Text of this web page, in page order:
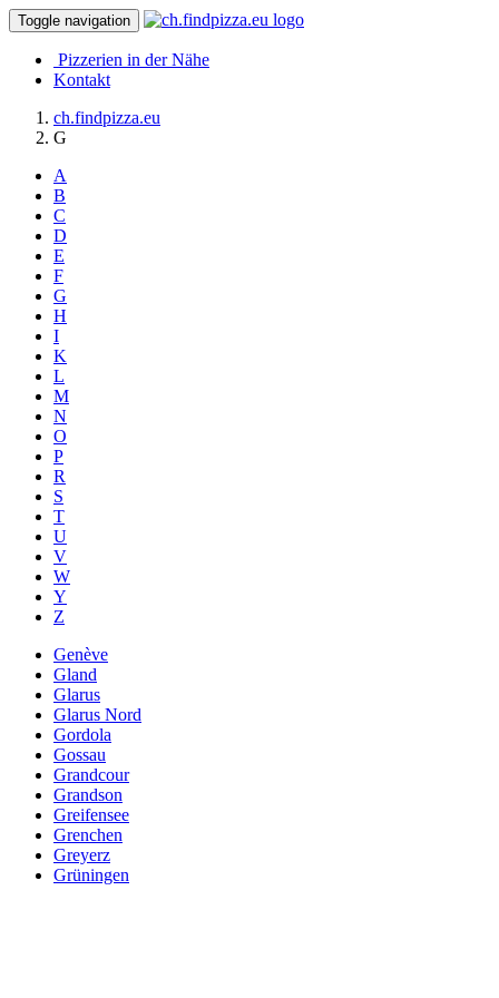
Toggle navigation
Pizzerien in der Nähe
Kontakt
ch.findpizza.eu
G
A
B
C
D
E
F
G
H
I
K
L
M
N
O
P
R
S
T
U
V
W
Y
Z
Genève
Gland
Glarus
Glarus Nord
Gordola
Gossau
Grandcour
Grandson
Greifensee
Grenchen
Greyerz
Grüningen